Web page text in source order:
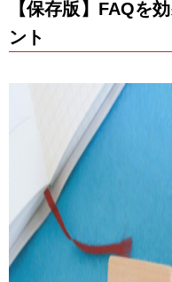
【保存版】FAQを
ント